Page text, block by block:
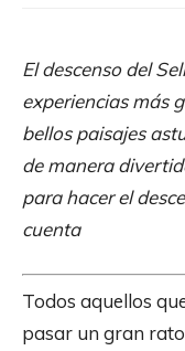
El descenso del
experiencias más
bellos paisajes
de manera
para hacer el
cuenta
Todos aquellos
pasar un gran